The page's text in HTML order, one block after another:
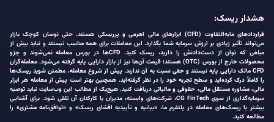
هشدار ریسک:
قراردادهای مابه‌التفاوت (CFD) ابزارهای مالی اهرمی و پرریسکی هستند. حتی نوسان کوچک بازار
می‌تواند تأثیر زیادی بر ارزش سرمایه شما بگذارد. این معاملات برای همه مناسب نیستند و نباید بیش از
مبلغی که توان از دست‌دادنش را دارید، ریسک کنید. CFDها در بورس معامله نمی‌شوند و جزو
محصولات خارج از بورس (OTC) هستند؛ قیمت آن‌ها نیز از بازار دارایی پایه گرفته می‌شود. معامله‌گران
CFD مالک دارایی پایه نیستند و حقی نسبت به آن ندارند. پیش از شروع معامله، مطمئن شوید ریسک‌ها
را کاملاً درک کرده‌اید و سطح تجربه خود را در نظر گرفته‌اید. همچنین بهتر است پیش از معامله هر ابزار
مالی، مشاوره مستقل مالی، حقوقی و مالیاتی دریافت کنید. هیچ‌یک از مطالب این وب‌سایت نباید توصیه
سرمایه‌گذاری از سوی CG FinTech، شرکت‌های وابسته، مدیران یا کارکنان آن تلقی شود. برای آشنایی
بیشتر با ریسک‌های معامله در پلتفرم ما، «بیانیه و تأییدیه افشای ریسک» و «توافق‌نامه مشتری» را
مطالعه کنید.